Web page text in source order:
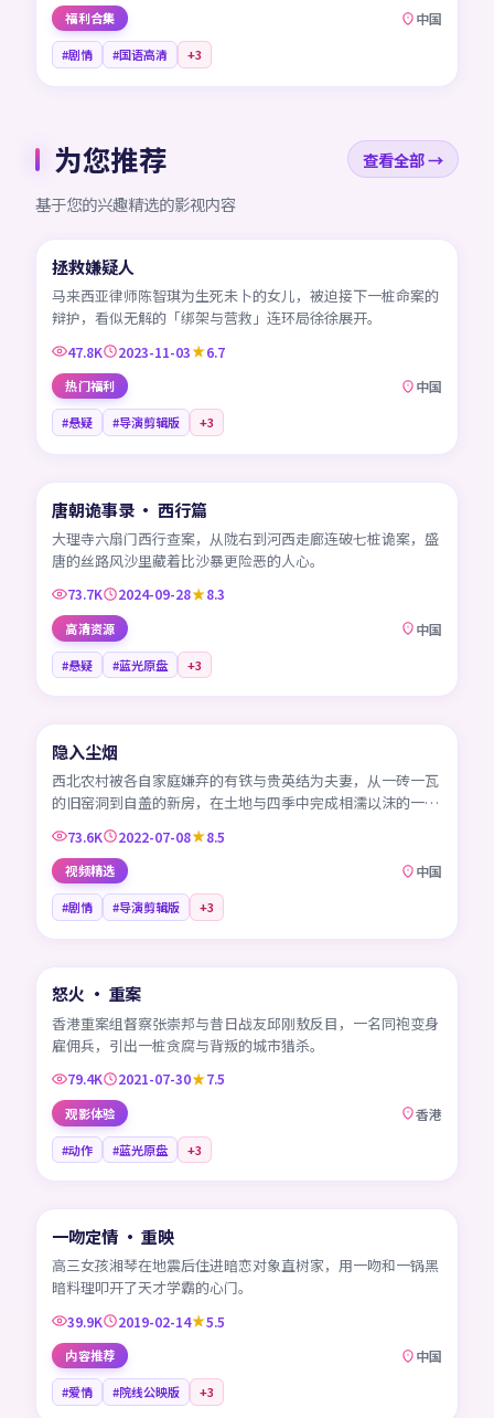
福利合集 中国
#剧情 #国语高清 +3
为您推荐
查看全部 →
基于您的兴趣精选的影视内容
CN
拯救嫌疑人
马来西亚律师陈智琪为生死未卜的女儿，被迫接下一桩命案的
辩护，看似无解的「绑架与营救」连环局徐徐展开。
47.8K 2023-11-03 6.7
热门福利 中国
#悬疑 #导演剪辑版 +3
CN
唐朝诡事录 · 西行篇
大理寺六扇门西行查案，从陇右到河西走廊连破七桩诡案，盛
唐的丝路风沙里藏着比沙暴更险恶的人心。
73.7K 2024-09-28 8.3
高清资源 中国
#悬疑 #蓝光原盘 +3
CN
隐入尘烟
西北农村被各自家庭嫌弃的有铁与贵英结为夫妻，从一砖一瓦
的旧窑洞到自盖的新房，在土地与四季中完成相濡以沫的一
73.6K 2022-07-08 8.5
视频精选 中国
#剧情 #导演剪辑版 +3
HK
怒火 · 重案
香港重案组督察张崇邦与昔日战友邱刚敖反目，一名同袍变身
雇佣兵，引出一桩贪腐与背叛的城市猎杀。
79.4K 2021-07-30 7.5
观影体验 香港
#动作 #蓝光原盘 +3
CN
一吻定情 · 重映
高三女孩湘琴在地震后住进暗恋对象直树家，用一吻和一锅黑
暗料理叩开了天才学霸的心门。
39.9K 2019-02-14 5.5
内容推荐 中国
#爱情 #院线公映版 +3